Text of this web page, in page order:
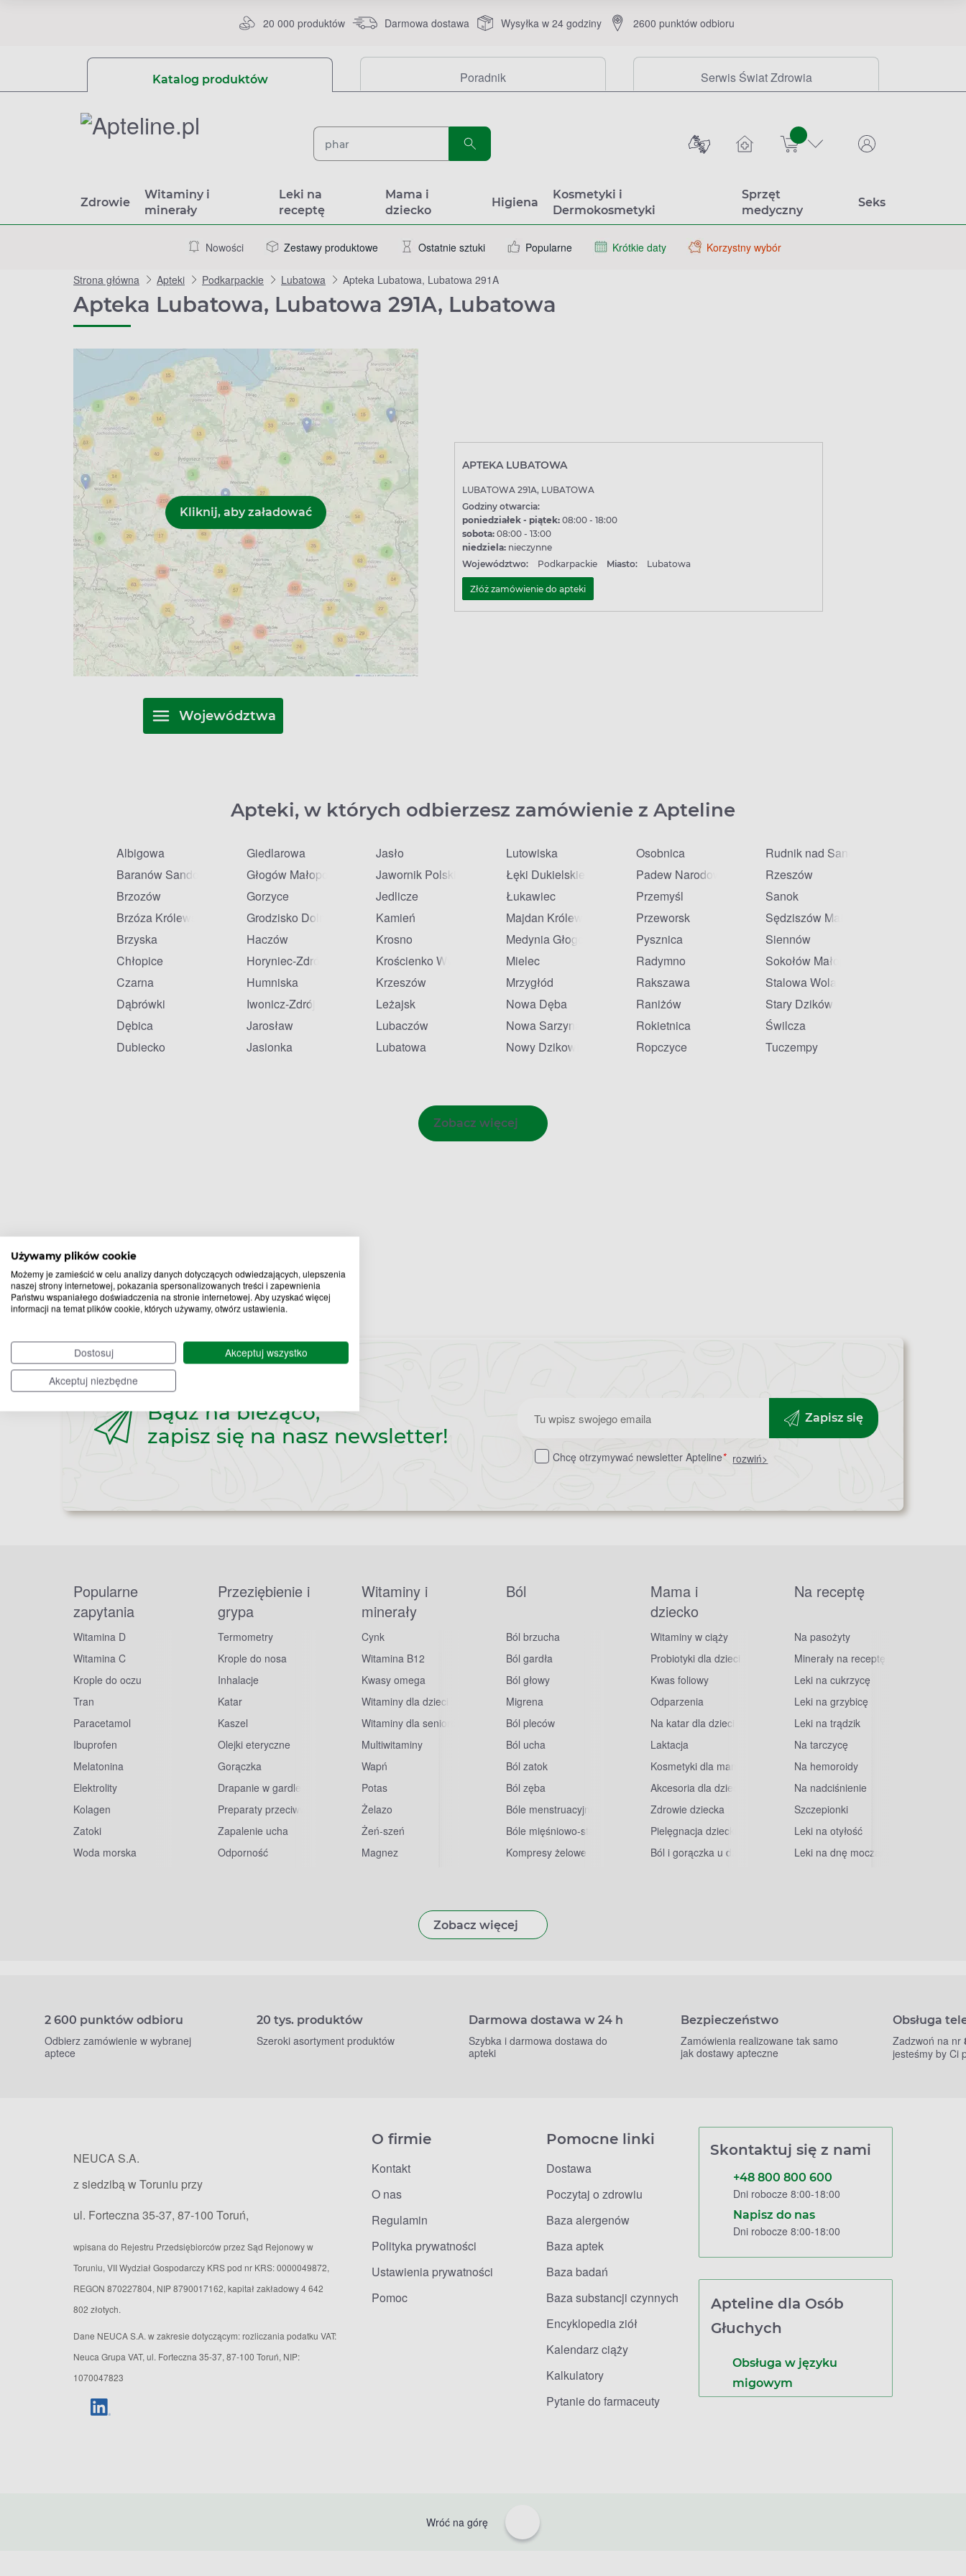
Używamy plików cookie
Możemy je zamieścić w celu analizy danych dotyczących odwiedzających, ulepszenia
naszej strony internetowej, pokazania spersonalizowanych treści i zapewnienia
Państwu wspaniałego doświadczenia na stronie internetowej. Aby uzyskać więcej
informacji na temat plików cookie, których używamy, otwórz ustawienia.
Dostosuj
Akceptuj wszystko
Akceptuj niezbędne
20 000 produktów Darmowa dostawa Wysyłka w 24 godziny 2600 punktów odbioru
Katalog produktów Poradnik Serwis Świat Zdrowia
sztuk
Zdrowie
Witaminy i
minerały
Leki na
receptę
Mama i
dziecko
Higiena
Kosmetyki i
Dermokosmetyki
Sprzęt
medyczny
Seks
Nowości Zestawy produktowe Ostatnie sztuki Popularne Krótkie daty Korzystny wybór
Strona główna Apteki Podkarpackie Lubatowa Apteka Lubatowa, Lubatowa 291A
Apteka Lubatowa, Lubatowa 291A, Lubatowa
APTEKA LUBATOWA
LUBATOWA 291A, LUBATOWA
Godziny otwarcia:
poniedziałek - piątek: 08:00 - 18:00
sobota: 08:00 - 13:00
niedziela: nieczynne
Województwo:
Podkarpackie Miasto: Lubatowa
Złóż zamówienie do apteki
Województwa
Apteki, w których odbierzesz zamówienie z Apteline
Albigowa
Baranów Sandomierski
Brzozów
Brzóza Królewska
Brzyska
Chłopice
Czarna
Dąbrówki
Dębica
Dubiecko
Giedlarowa
Głogów Małopolski
Gorzyce
Grodzisko Dolne
Haczów
Horyniec-Zdrój
Humniska
Iwonicz-Zdrój
Jarosław
Jasionka
Jasło
Jawornik Polski
Jedlicze
Kamień
Krosno
Krościenko Wyżne
Krzeszów
Leżajsk
Lubaczów
Lubatowa
Lutowiska
Łęki Dukielskie
Łukawiec
Majdan Królewski
Medynia Głogowska
Mielec
Mrzygłód
Nowa Dęba
Nowa Sarzyna
Nowy Dzikowiec
Osobnica
Padew Narodowa
Przemyśl
Przeworsk
Pysznica
Radymno
Rakszawa
Raniżów
Rokietnica
Ropczyce
Rudnik nad Sanem
Rzeszów
Sanok
Sędziszów Małopolski
Siennów
Sokołów Małopolski
Stalowa Wola
Stary Dzików
Świlcza
Tuczempy
Zobacz więcej
Bądź na bieżąco,
zapisz się na nasz newsletter!
Zapisz
do
Zapisz się
Chcę otrzymywać newsletter Apteline* rozwiń>
Popularne
zapytania
Witamina D
Witamina C
Krople do oczu
Tran
Paracetamol
Ibuprofen
Melatonina
Elektrolity
Kolagen
Zatoki
Woda morska
Przeziębienie i
grypa
Termometry
Krople do nosa
Inhalacje
Katar
Kaszel
Olejki eteryczne
Gorączka
Drapanie w gardle
Preparaty przeciwwirusowe
Zapalenie ucha
Odporność
Witaminy i
minerały
Cynk
Witamina B12
Kwasy omega
Witaminy dla dzieci
Witaminy dla seniorów
Multiwitaminy
Wapń
Potas
Żelazo
Żeń-szeń
Magnez
Ból
Ból brzucha
Ból gardła
Ból głowy
Migrena
Ból pleców
Ból ucha
Ból zatok
Ból zęba
Bóle menstruacyjne
Bóle mięśniowo-stawowe
Kompresy żelowe
Mama i
dziecko
Witaminy w ciąży
Probiotyki dla dzieci
Kwas foliowy
Odparzenia
Na katar dla dzieci
Laktacja
Kosmetyki dla mam
Akcesoria dla dzieci
Zdrowie dziecka
Pielęgnacja dziecka
Ból i gorączka u dzieci
Na receptę
Na pasożyty
Minerały na receptę
Leki na cukrzycę
Leki na grzybicę
Leki na trądzik
Na tarczycę
Na hemoroidy
Na nadciśnienie
Szczepionki
Leki na otyłość
Leki na dnę moczanową
Zobacz więcej
2 600 punktów odbioru
Odbierz zamówienie w wybranej
aptece
20 tys. produktów
Szeroki asortyment produktów
Darmowa dostawa w 24 h
Szybka i darmowa dostawa do
apteki
Bezpieczeństwo
Zamówienia realizowane tak samo
jak dostawy apteczne
Obsługa
Zadzwoń na nr
jesteśmy by Ci
NEUCA S.A.
z siedzibą w Toruniu przy
ul. Forteczna 35-37, 87-100 Toruń,
wpisana do Rejestru Przedsiębiorców przez Sąd Rejonowy w
Toruniu, VII Wydział Gospodarczy KRS pod nr KRS: 0000049872,
REGON 870227804, NIP 8790017162, kapitał zakładowy 4 642
802 złotych.
Dane NEUCA S.A. w zakresie dotyczącym: rozliczania podatku VAT:
Neuca Grupa VAT, ul. Forteczna 35-37, 87-100 Toruń, NIP:
1070047823
O firmie
Kontakt
O nas
Regulamin
Polityka prywatności
Ustawienia prywatności
Pomoc
Pomocne linki
Dostawa
Poczytaj o zdrowiu
Baza alergenów
Baza aptek
Baza badań
Baza substancji czynnych
Encyklopedia ziół
Kalendarz ciąży
Kalkulatory
Pytanie do farmaceuty
Skontaktuj się z nami
+48 800 800 600
Dni robocze 8:00-18:00
Napisz do nas
Dni robocze 8:00-18:00
Apteline dla Osób
Głuchych
Obsługa w języku
migowym
Wróć na górę